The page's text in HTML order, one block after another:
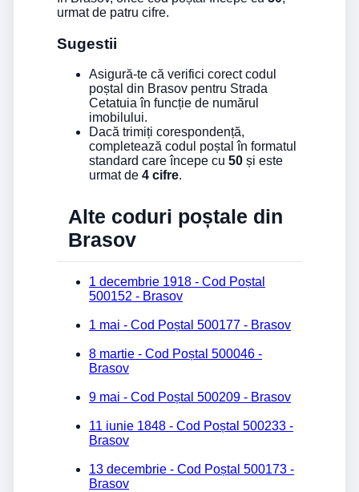
urmat de patru cifre.
Sugestii
Asigură-te că verifici corect codul
poștal din Brasov pentru Strada
Cetatuia în funcție de numărul
imobilului.
Dacă trimiți corespondență,
completează codul poștal în formatul
standard care începe cu 50 și este
urmat de 4 cifre.
Alte coduri poștale din
Brasov
1 decembrie 1918 - Cod Poștal
500152 - Brasov
1 mai - Cod Poștal 500177 - Brasov
8 martie - Cod Poștal 500046 -
Brasov
9 mai - Cod Poștal 500209 - Brasov
11 iunie 1848 - Cod Poștal 500233 -
Brasov
13 decembrie - Cod Poștal 500173 -
Brasov